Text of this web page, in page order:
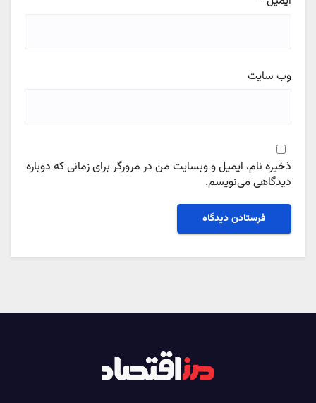
وب‌ سایت
ذخیره نام، ایمیل و وبسایت من در مرورگر برای زمانی که دوباره
دیدگاهی می‌نویسم.